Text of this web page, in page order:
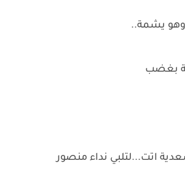
يشمة..
بغضب
اتت...لتلبي نداء منصور